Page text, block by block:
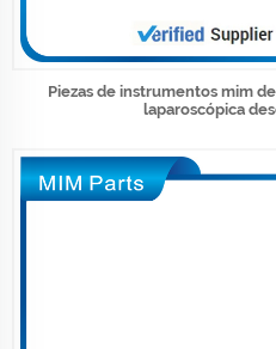
Piezas de instrumentos mim
laparoscópica